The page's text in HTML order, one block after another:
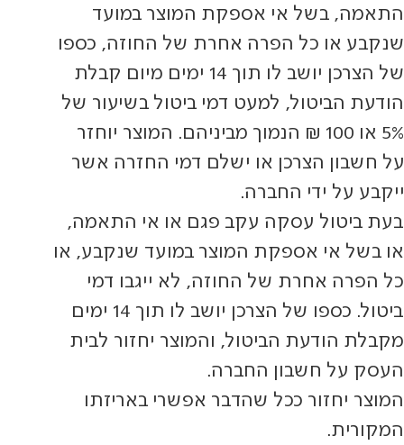
התאמה, בשל אי אספקת המוצר במועד
שנקבע או כל הפרה אחרת של החוזה, כספו
של הצרכן יושב לו תוך 14 ימים מיום קבלת
הודעת הביטול, למעט דמי ביטול בשיעור של
5% או 100 ₪ הנמוך מביניהם. המוצר יוחזר
על חשבון הצרכן או ישלם דמי החזרה אשר
ייקבע על ידי החברה.
בעת ביטול עסקה עקב פגם או אי התאמה,
או בשל אי אספקת המוצר במועד שנקבע, או
כל הפרה אחרת של החוזה, לא ייגבו דמי
ביטול. כספו של הצרכן יושב לו תוך 14 ימים
מקבלת הודעת הביטול, והמוצר יחזור לבית
העסק על חשבון החברה.
המוצר יחזור ככל שהדבר אפשרי באריזתו
המקורית.